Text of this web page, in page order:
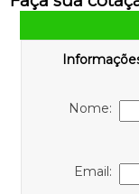
Nome:
Email: